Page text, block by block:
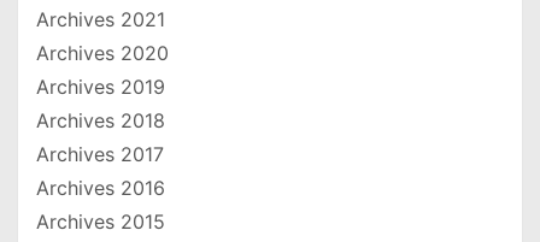
Archives 2021
Archives 2020
Archives 2019
Archives 2018
Archives 2017
Archives 2016
Archives 2015